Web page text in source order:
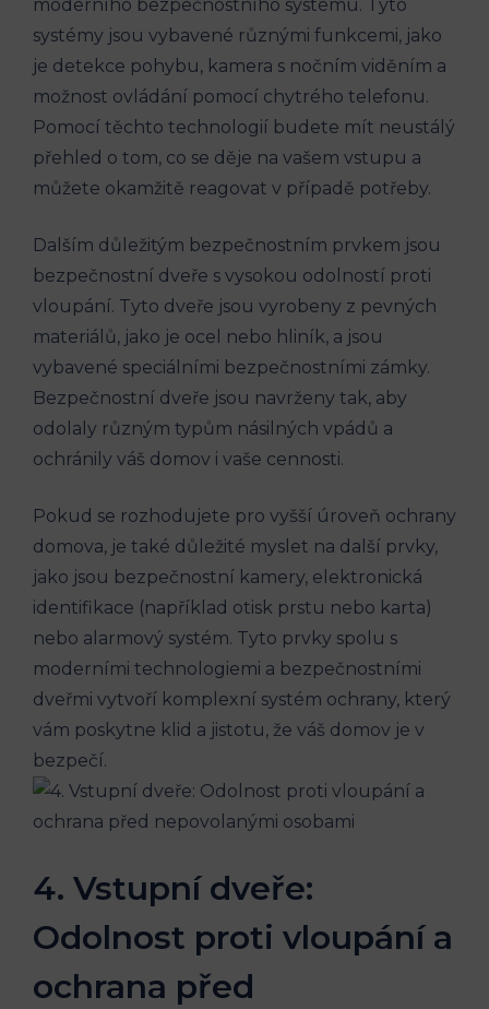
moderního bezpečnostního systému. Tyto
systémy jsou vybavené různými funkcemi, jako
je detekce pohybu, kamera s nočním viděním a
možnost ovládání pomocí chytrého telefonu.
Pomocí těchto technologií budete mít neustálý
přehled o tom, co se děje na vašem vstupu a
můžete okamžitě reagovat v případě potřeby.
Dalším důležitým bezpečnostním prvkem jsou
bezpečnostní dveře s vysokou odolností proti
vloupání. Tyto dveře jsou vyrobeny z pevných
materiálů, jako je ocel nebo hliník, a jsou
vybavené speciálními bezpečnostními zámky.
Bezpečnostní dveře jsou navrženy tak, aby
odolaly různým typům násilných vpádů a
ochránily váš domov i vaše cennosti.
Pokud se rozhodujete pro vyšší úroveň ochrany
domova, je také důležité myslet na další prvky,
jako jsou bezpečnostní kamery, elektronická
identifikace (například otisk prstu nebo karta)
nebo alarmový systém. Tyto prvky spolu s
moderními technologiemi a bezpečnostními
dveřmi vytvoří komplexní systém ochrany, který
vám poskytne klid a jistotu, že váš domov je v
bezpečí.
4. Vstupní dveře:
Odolnost proti vloupání a
ochrana před